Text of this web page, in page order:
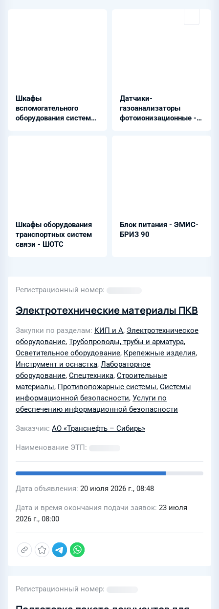
Шкафы
вспомогательного
оборудования системы
Датчики-
газоанализаторы
фотоионизационные -
Шкафы оборудования
транспортных систем
связи - ШОТС
Блок питания - ЭМИС-
БРИЗ 90
Регистрационный номер
Электротехнические материалы ПКВ
Закупки по разделам КИП и А, Электротехническое
оборудование, Трубопроводы, трубы и арматура,
Осветительное оборудование, Крепежные изделия,
Инструмент и оснастка, Лабораторное
оборудование, Спецтехника, Строительные
материалы, Противопожарные системы, Системы
информационной безопасности, Услуги по
обеспечению информационной безопасности
Заказчик АО «Транснефть – Сибирь»
Наименование ЭТП
Дата объявления 20 июля 2026 г., 08:48
Дата и время окончания подачи заявок 23 июля
2026 г., 08:00
Регистрационный номер